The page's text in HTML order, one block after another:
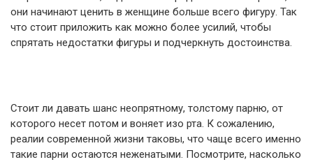
они начинают ценить в женщине больше всего фигуру. Так
что стоит приложить как можно более усилий, чтобы
спрятать недостатки фигуры и подчеркнуть достоинства.
Стоит ли давать шанс неопрятному, толстому парню, от
которого несет потом и воняет изо рта. К сожалению,
реалии современной жизни таковы, что чаще всего именно
такие парни остаются неженатыми. Посмотрите, насколько